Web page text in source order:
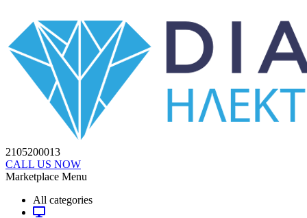
2105200013
CALL US NOW
Marketplace Menu
All categories